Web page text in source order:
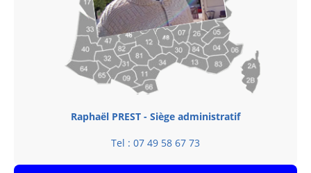
Raphaël PREST - Siège administratif
Tel : 07 49 58 67 73